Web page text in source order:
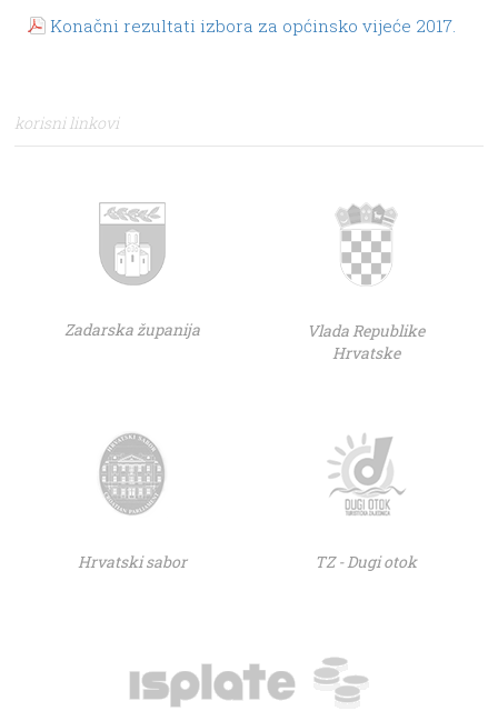
Konačni rezultati izbora za općinsko vijeće 2017.
korisni linkovi
Zadarska županija
Vlada Republike
Hrvatske
Hrvatski sabor TZ - Dugi otok